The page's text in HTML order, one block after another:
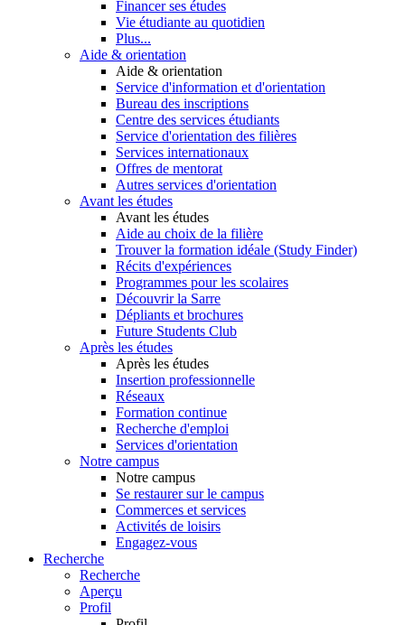
Financer ses études
Vie étudiante au quotidien
Plus...
Aide & orientation
Aide & orientation
Service d'information et d'orientation
Bureau des inscriptions
Centre des services étudiants
Service d'orientation des filières
Services internationaux
Offres de mentorat
Autres services d'orientation
Avant les études
Avant les études
Aide au choix de la filière
Trouver la formation idéale (Study Finder)
Récits d'expériences
Programmes pour les scolaires
Découvrir la Sarre
Dépliants et brochures
Future Students Club
Après les études
Après les études
Insertion professionnelle
Réseaux
Formation continue
Recherche d'emploi
Services d'orientation
Notre campus
Notre campus
Se restaurer sur le campus
Commerces et services
Activités de loisirs
Engagez-vous
Recherche
Recherche
Aperçu
Profil